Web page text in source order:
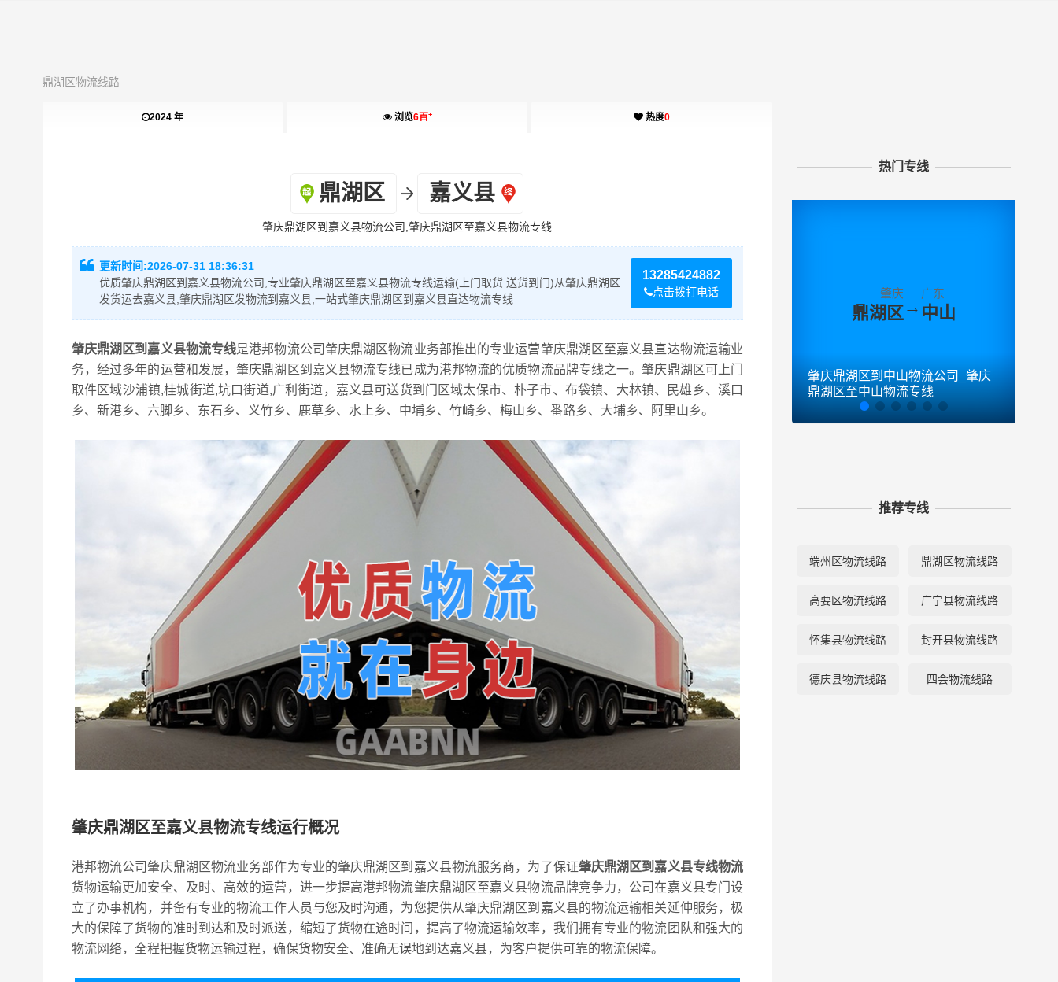
鼎湖区物流线路
2024 年 浏览6百+ 热度0
鼎湖区 嘉义县
肇庆鼎湖区到嘉义县物流公司,肇庆鼎湖区至嘉义县物流专线
13285424882
点击拨打电话
更新时间:2026-07-31 18:36:31
优质肇庆鼎湖区到嘉义县物流公司,专业肇庆鼎湖区至嘉义县物流专线运输(上门取货 送货到门)从肇庆鼎湖区
发货运去嘉义县,肇庆鼎湖区发物流到嘉义县,一站式肇庆鼎湖区到嘉义县直达物流专线
肇庆鼎湖区到嘉义县物流专线是港邦物流公司肇庆鼎湖区物流业务部推出的专业运营肇庆鼎湖区至嘉义县直达物流运输业
务，经过多年的运营和发展，肇庆鼎湖区到嘉义县物流专线已成为港邦物流的优质物流品牌专线之一。肇庆鼎湖区可上门
取件区域沙浦镇,桂城街道,坑口街道,广利街道，嘉义县可送货到门区域太保市、朴子市、布袋镇、大林镇、民雄乡、溪口
乡、新港乡、六脚乡、东石乡、义竹乡、鹿草乡、水上乡、中埔乡、竹崎乡、梅山乡、番路乡、大埔乡、阿里山乡。
肇庆鼎湖区至嘉义县物流专线运行概况
港邦物流公司肇庆鼎湖区物流业务部作为专业的肇庆鼎湖区到嘉义县物流服务商，为了保证肇庆鼎湖区到嘉义县专线物流
货物运输更加安全、及时、高效的运营，进一步提高港邦物流肇庆鼎湖区至嘉义县物流品牌竞争力，公司在嘉义县专门设
立了办事机构，并备有专业的物流工作人员与您及时沟通，为您提供从肇庆鼎湖区到嘉义县的物流运输相关延伸服务，极
大的保障了货物的准时到达和及时派送，缩短了货物在途时间，提高了物流运输效率，我们拥有专业的物流团队和强大的
物流网络，全程把握货物运输过程，确保货物安全、准确无误地到达嘉义县，为客户提供可靠的物流保障。
热门专线
肇庆
鼎湖区→
广东
中山
肇庆鼎湖区到中山物流公司_肇庆
鼎湖区至中山物流专线
推荐专线
端州区物流线路 鼎湖区物流线路
高要区物流线路 广宁县物流线路
怀集县物流线路 封开县物流线路
德庆县物流线路 四会物流线路